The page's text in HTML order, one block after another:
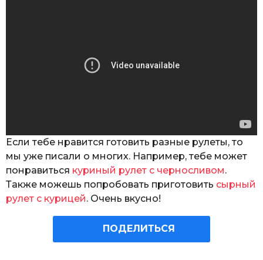
Если тебе нравится готовить разные рулеты, то
мы уже писали о многих. Например, тебе может
понравиться куриный рулет с черносливом.
Также можешь попробовать приготовить сырный
рулет с курицей. Очень вкусно!
ПОДЕЛИТЬСЯ